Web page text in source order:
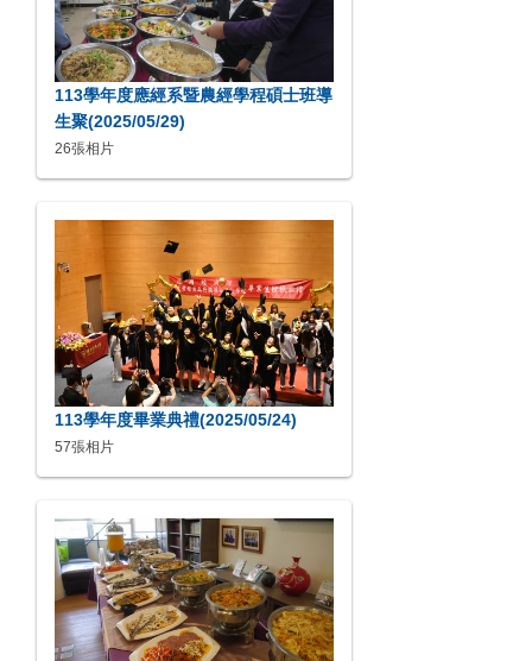
113學年度應經系暨農經學程碩士班導
生聚(2025/05/29)
26張相片
113學年度畢業典禮(2025/05/24)
57張相片